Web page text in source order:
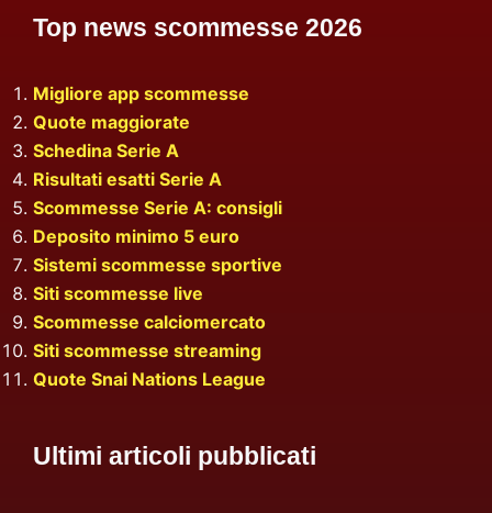
Top news scommesse 2026
Migliore app scommesse
Quote maggiorate
Schedina Serie A
Risultati esatti Serie A
Scommesse Serie A: consigli
Deposito minimo 5 euro
Sistemi scommesse sportive
Siti scommesse live
Scommesse calciomercato
Siti scommesse streaming
Quote Snai Nations League
Ultimi articoli pubblicati